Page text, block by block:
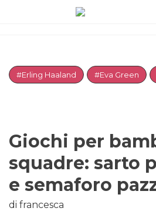
#Erling Haaland #Eva Green
Giochi per
squadre: sarto
e semaforo
di francesca